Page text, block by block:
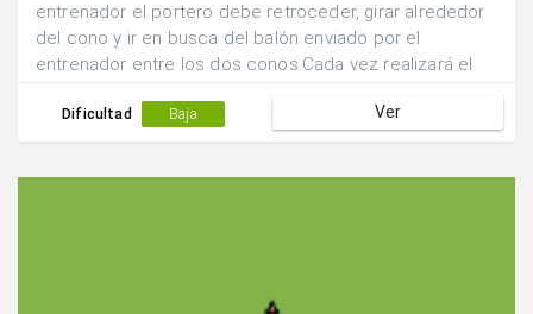
entrenador el portero debe retroceder, girar alrededor
del cono y ir en busca del balón enviado por el
entrenador entre los dos conos.Cada vez realizará el
Dificultad Baja Ver